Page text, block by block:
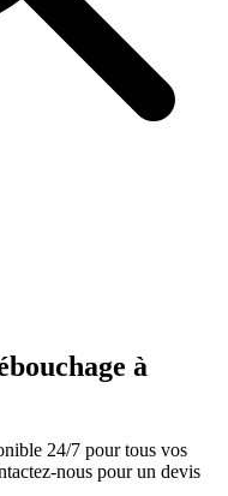
à
24/7 pour tous vos
nous pour un devis